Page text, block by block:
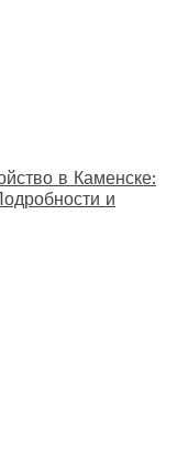
в Каменске:
и